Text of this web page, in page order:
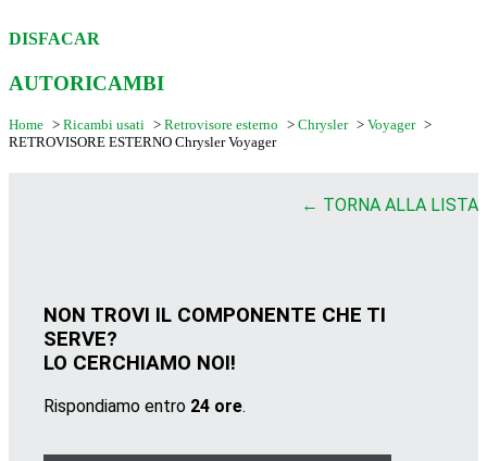
DISFACAR
AUTORICAMBI
Home > Ricambi usati > Retrovisore esterno > Chrysler > Voyager >
RETROVISORE ESTERNO Chrysler Voyager
← TORNA ALLA LISTA
NON TROVI IL COMPONENTE CHE TI
SERVE?
LO CERCHIAMO NOI!
Rispondiamo entro 24 ore.